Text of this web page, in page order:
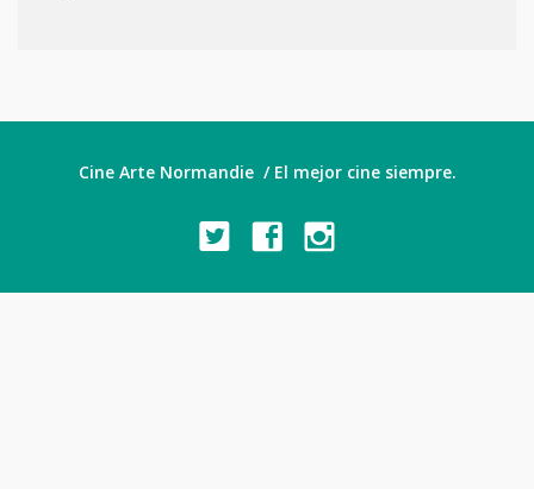
Cine Arte Normandie / El mejor cine siempre.